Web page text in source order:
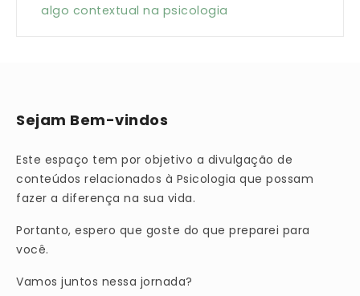
algo contextual na psicologia
Sejam Bem-vindos
Este espaço tem por objetivo a divulgação de
conteúdos relacionados à Psicologia que possam
fazer a diferença na sua vida.
Portanto, espero que goste do que preparei para
você.
Vamos juntos nessa jornada?